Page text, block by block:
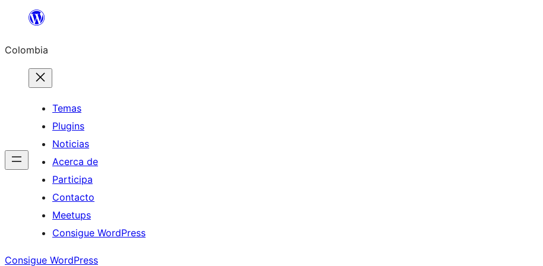
Saltar
contenido
Colombia
Temas
Plugins
Noticias
Acerca de
Participa
Contacto
Meetups
Consigue WordPress
Consigue WordPress